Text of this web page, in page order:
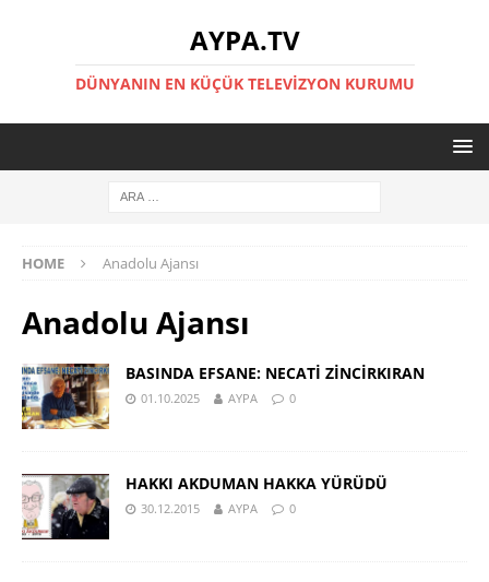
AYPA.TV
DÜNYANIN EN KÜÇÜK TELEVIZYON KURUMU
HOME Anadolu Ajansı
Anadolu Ajansı
BASINDA EFSANE: NECATİ ZİNCİRKIRAN
01.10.2025 AYPA 0
HAKKI AKDUMAN HAKKA YÜRÜDÜ
30.12.2015 AYPA 0